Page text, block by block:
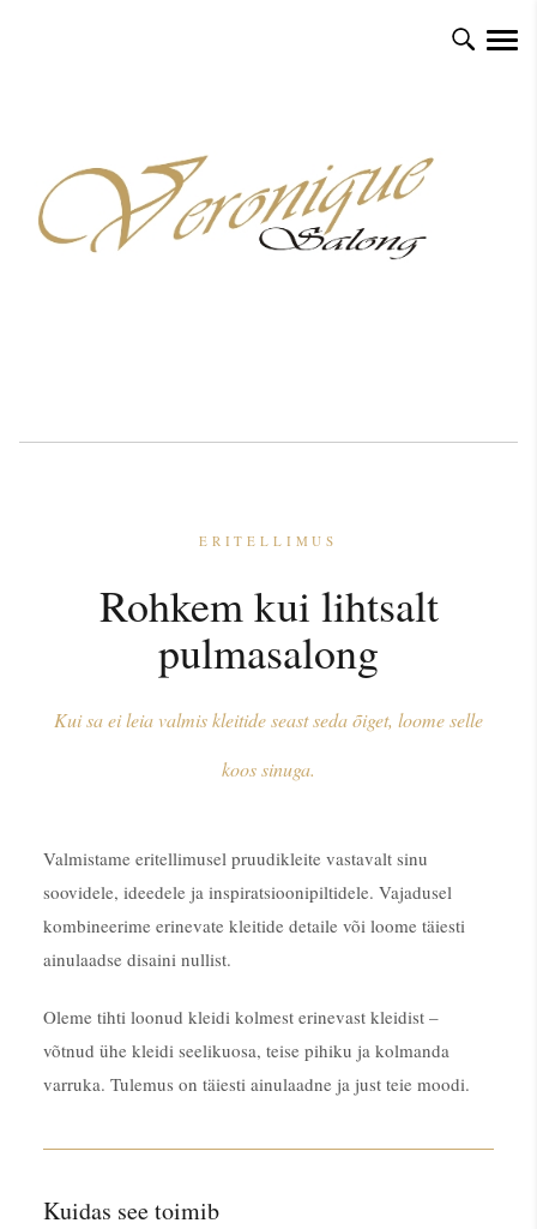
ERITELLIMUS
Rohkem kui lihtsalt
pulmasalong
Kui sa ei leia valmis kleitide seast seda õiget, loome selle
koos sinuga.
Valmistame eritellimusel pruudikleite vastavalt sinu
soovidele, ideedele ja inspiratsioonipiltidele. Vajadusel
kombineerime erinevate kleitide detaile või loome täiesti
ainulaadse disaini nullist.
Oleme tihti loonud kleidi kolmest erinevast kleidist –
võtnud ühe kleidi seelikuosa, teise pihiku ja kolmanda
varruka. Tulemus on täiesti ainulaadne ja just teie moodi.
Kuidas see toimib